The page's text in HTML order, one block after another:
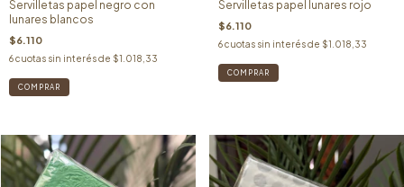
Servilletas papel negro con
lunares blancos
$6.110
6cuotas sin interés de $1.018,33
Servilletas papel lunares rojo
$6.110
6 cuotas sin interés de $1.018,33